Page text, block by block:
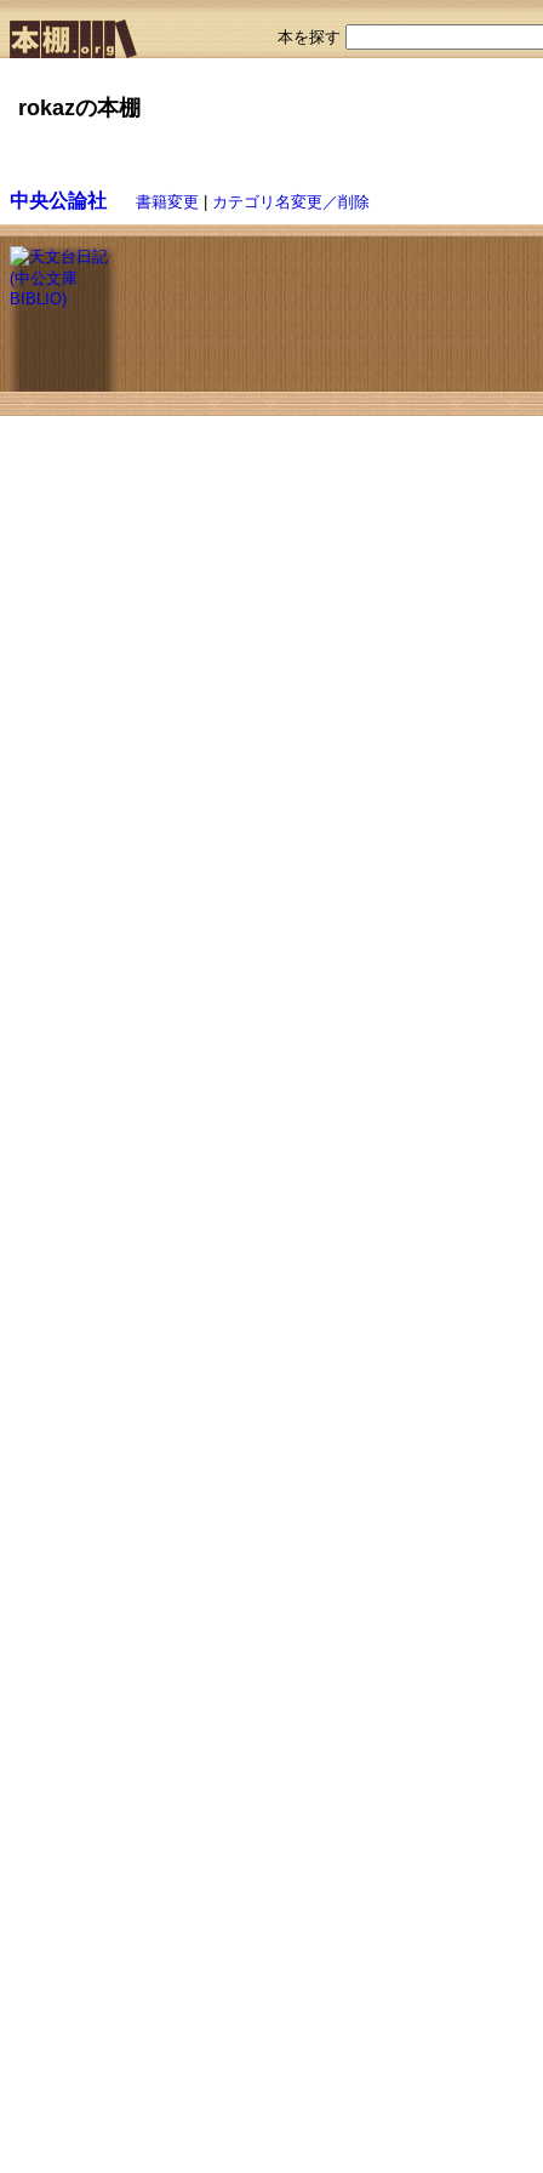
本を探す
rokazの本棚
中央公論社 書籍変更 カテゴリ名変更／削除